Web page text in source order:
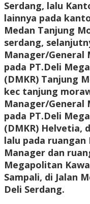
Serdang, lalu
lainnya pada
Medan Tanjung
serdang,
Manager/General
pada PT.Deli
(DMKR) Tanjung
kec tanjung
Manager/General
pada PT.Deli
(DMKR) Helvetia,
lalu pada
Manager dan
Megapolitan
Sampali, di Jalan
Deli Serdang.